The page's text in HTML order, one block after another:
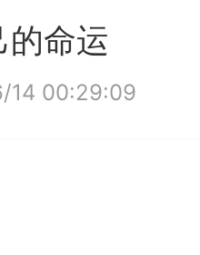
命运
14 00:29:09